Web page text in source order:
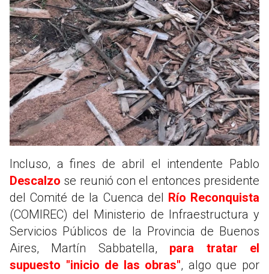
Incluso, a fines de abril el intendente Pablo
Descalzo se reunió con el entonces presidente
del Comité de la Cuenca del
Río Reconquista
(COMIREC) del Ministerio de Infraestructura y
Servicios Públicos de la Provincia de Buenos
Aires, Martín Sabbatella, para tratar el
supuesto "inicio de las obras", algo que por